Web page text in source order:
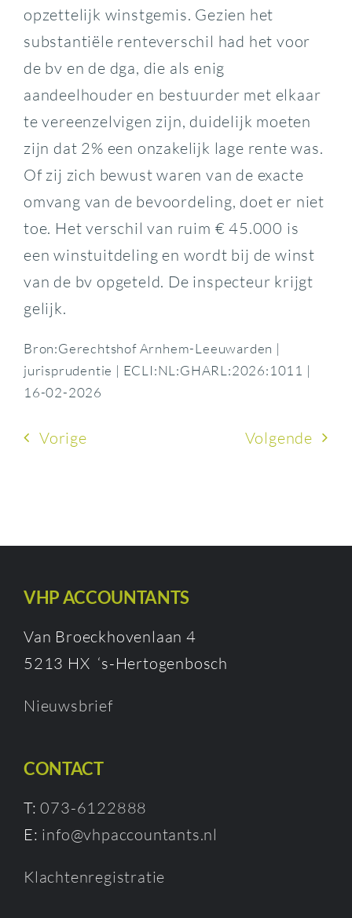
opzettelijk winstgemis. Gezien het
substantiële renteverschil had het voor
de bv en de dga, die als enig
aandeelhouder en bestuurder met elkaar
te vereenzelvigen zijn, duidelijk moeten
zijn dat 2% een onzakelijk lage rente was.
Of zij zich bewust waren van de exacte
omvang van de bevoordeling, doet er niet
toe. Het verschil van ruim € 45.000 is
een winstuitdeling en wordt bij de winst
van de bv opgeteld. De inspecteur krijgt
gelijk.
Bron:Gerechtshof Arnhem-Leeuwarden |
jurisprudentie | ECLI:NL:GHARL:2026:1011 |
16-02-2026
Vorige Volgende
VHP ACCOUNTANTS
Van Broeckhovenlaan 4
5213 HX ‘s-Hertogenbosch
Nieuwsbrief
CONTACT
T:073-6122888
E: info@vhpaccountants.nl
Klachtenregistratie